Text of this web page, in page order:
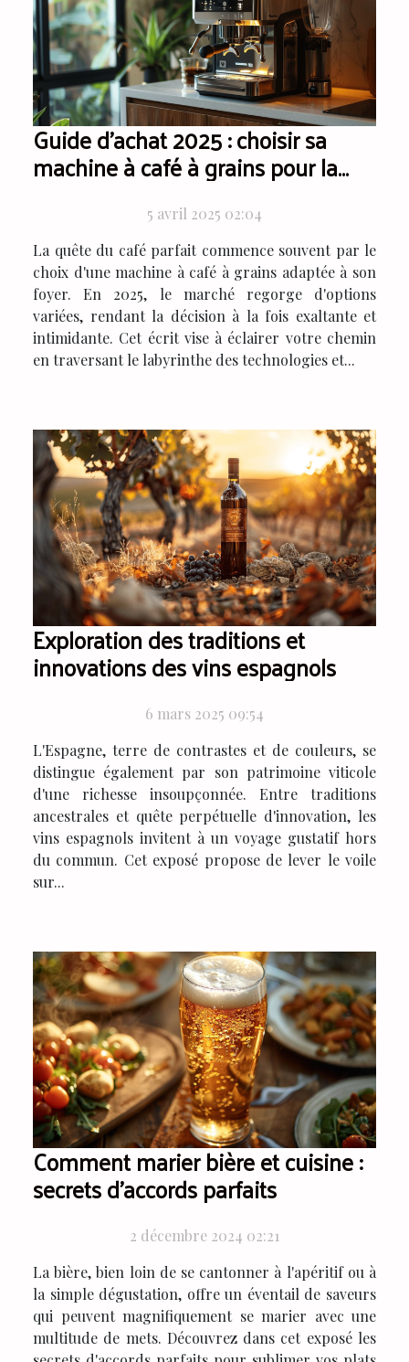
Guide d'achat 2025 : choisir sa
machine à café à grains pour la
5 avril 2025 02:04
La quête du café parfait commence souvent par le
choix d'une machine à café à grains adaptée à son
foyer. En 2025, le marché regorge d'options
variées, rendant la décision à la fois exaltante et
intimidante. Cet écrit vise à éclairer votre chemin
en traversant le labyrinthe des technologies et...
Exploration des traditions et
innovations des vins espagnols
6 mars 2025 09:54
L'Espagne, terre de contrastes et de couleurs, se
distingue également par son patrimoine viticole
d'une richesse insoupçonnée. Entre traditions
ancestrales et quête perpétuelle d'innovation, les
vins espagnols invitent à un voyage gustatif hors
du commun. Cet exposé propose de lever le voile
sur...
Comment marier bière et cuisine :
secrets d'accords parfaits
2 décembre 2024 02:21
La bière, bien loin de se cantonner à l'apéritif ou à
la simple dégustation, offre un éventail de saveurs
qui peuvent magnifiquement se marier avec une
multitude de mets. Découvrez dans cet exposé les